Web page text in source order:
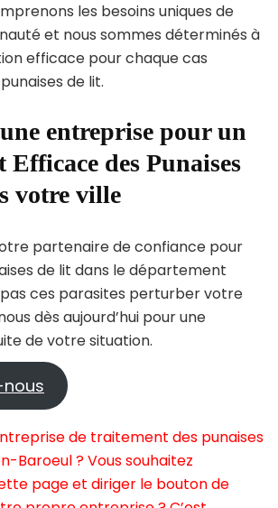
les besoins uniques de
et nous sommes déterminés à
efficace pour chaque cas
de lit.
entreprise pour un
des Punaises
votre ville
partenaire de confiance pour
de lit dans le département
pas ces parasites perturber votre
dès aujourd’hui pour une
de votre situation.
de traitement des punaises
Baroeul ? Vous souhaitez
page et diriger le bouton de